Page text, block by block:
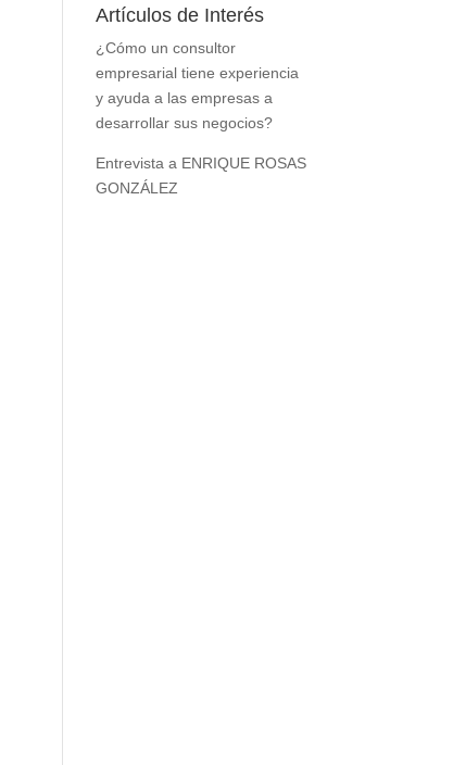
Artículos de Interés
¿Cómo un consultor
empresarial tiene experiencia
y ayuda a las empresas a
desarrollar sus negocios?
Entrevista a ENRIQUE ROSAS
GONZÁLEZ